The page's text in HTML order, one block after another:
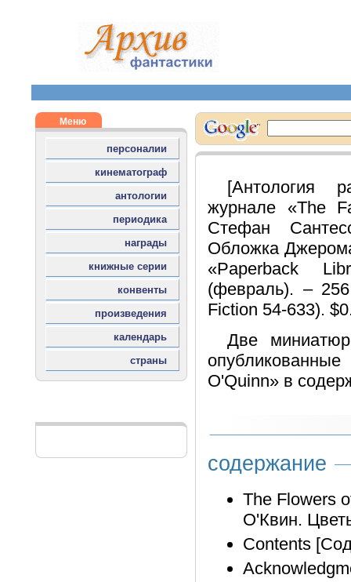
[Антология
журнале «The
Стефан
Обложка
«Paperback
(февраль). –
Fiction 54-633).
Две
O'Quinn» в
содержание
The Flowers
О'Квин.
Contents